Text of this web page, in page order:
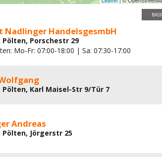
Nadlinger HandelsgesmbH
Pölten, Porschestr 29
Mo-Fr: 07:00-18:00 | Sa: 07:30-17:00
Pölten, Karl Maisel-Str 9/Tür 7
Andreas
Pölten, Jörgerstr 25